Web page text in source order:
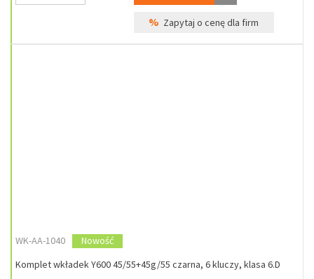
% Zapytaj o cenę dla firm
WK-AA-1040
Nowość
Komplet wkładek Y600 45/55+45g/55 czarna, 6 kluczy, klasa 6.D